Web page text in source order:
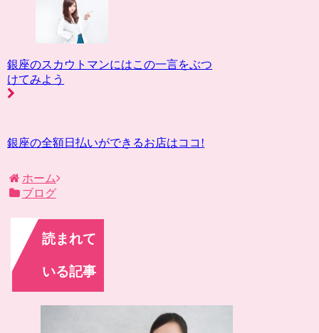
銀座のスカウトマンにはこの一言をぶつ
けてみよう
銀座の全額日払いができるお店はココ!
ホーム
ブログ
読まれて
いる記事